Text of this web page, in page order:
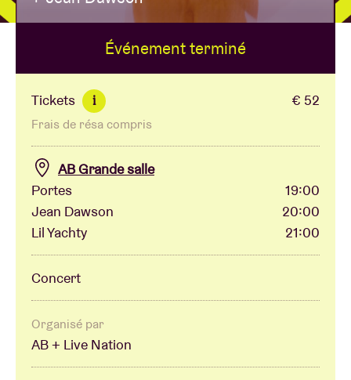
Location de salles
BRDCST
ABtv
Chèque-concert
À propos de l'AB
Contact
Événement terminé
Tickets i € 52
Frais de résa compris
AB Grande salle
Portes
19:00
Jean Dawson
20:00
Lil Yachty
21:00
Concert
Organisé par
AB + Live Nation